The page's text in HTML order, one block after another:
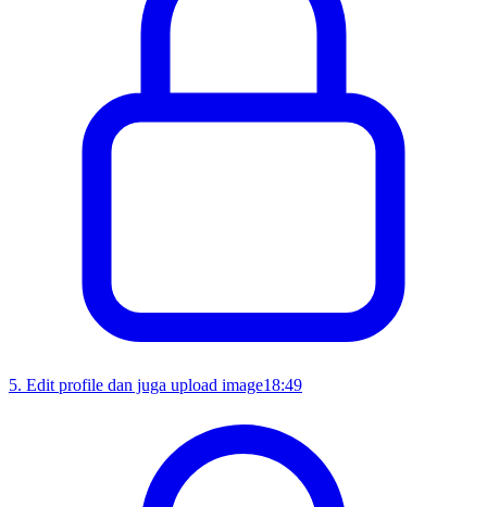
5. Edit profile dan juga upload image18:49